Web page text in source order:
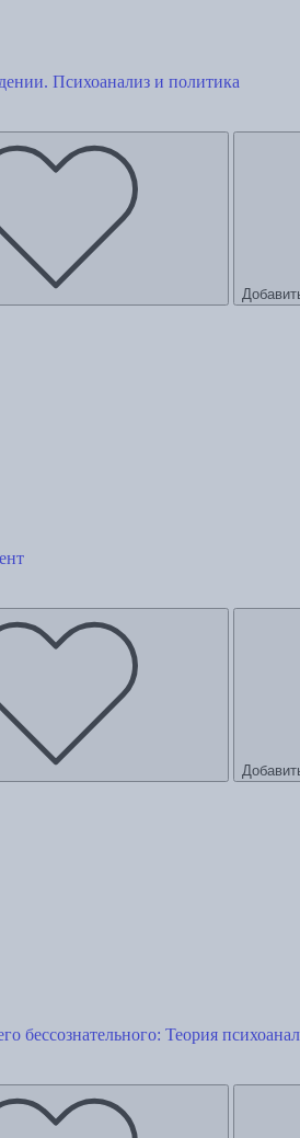
Психоанализ и политика
бессознательного: Теория